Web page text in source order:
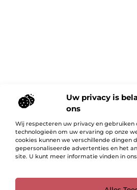
Uw privacy is
ons
Wij respecteren uw privacy en gebruiken
technologieën om uw ervaring op onze
cookies kunnen we verschillende dingen
gepersonaliseerde advertenties en het
site. U kunt meer informatie vinden in ons